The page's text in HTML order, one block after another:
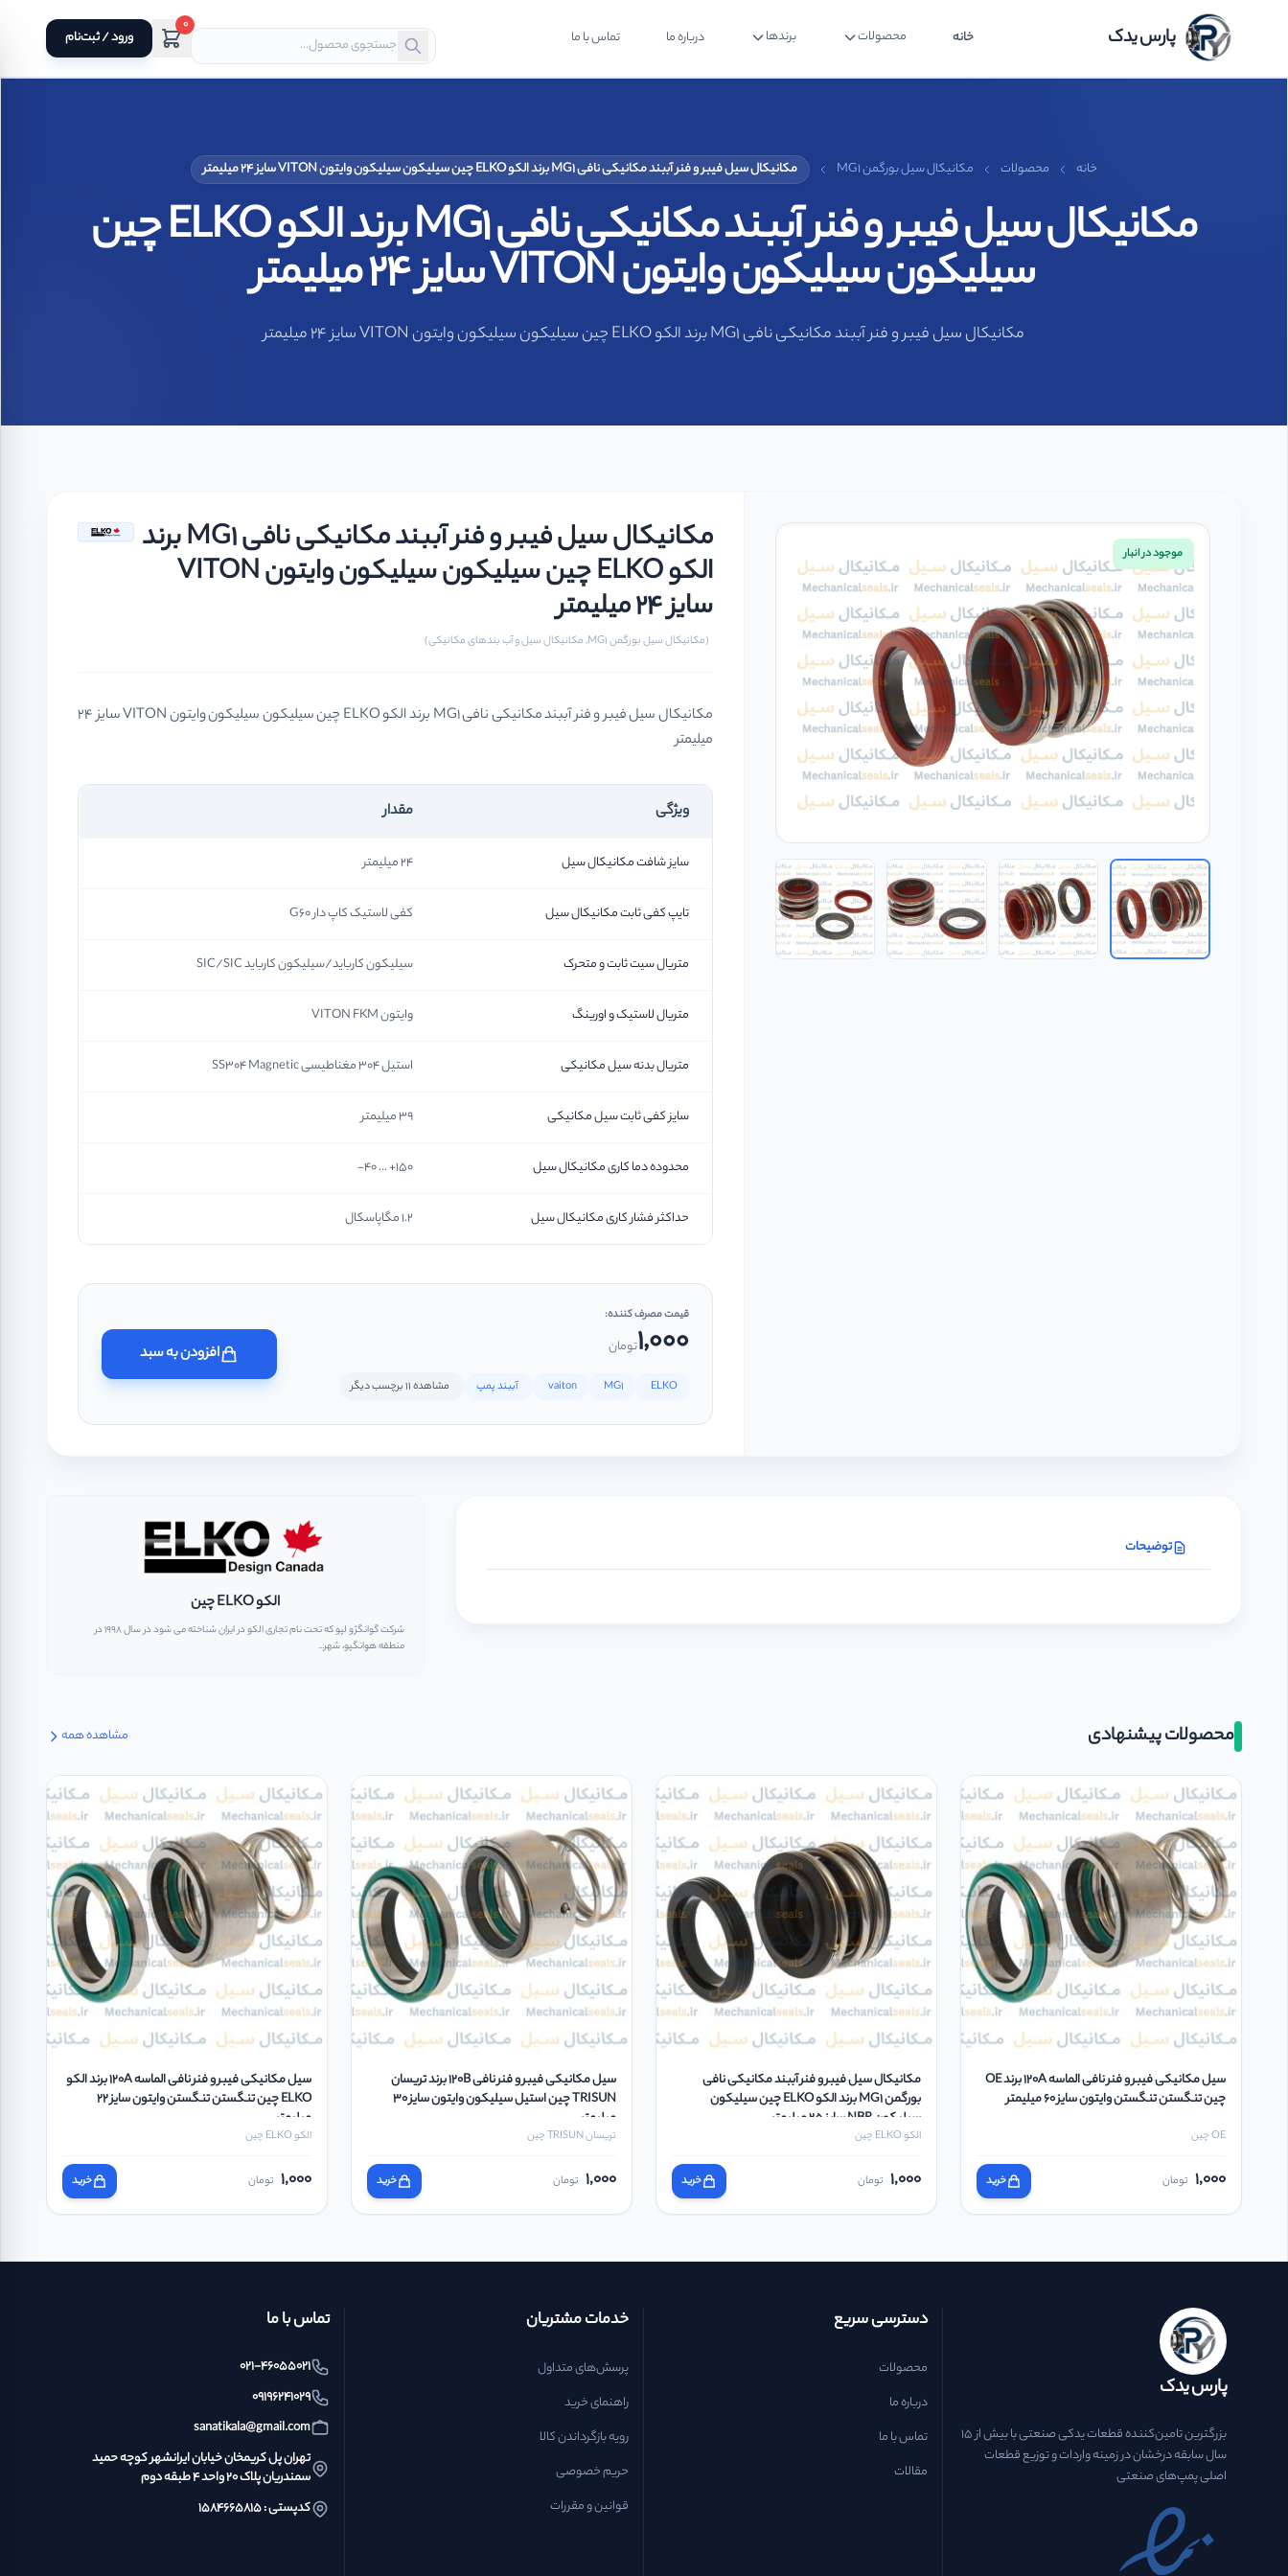
پارس یدک خانه محصولات برندها درباره ما تماس با ما
0
ورود / ثبت‌نام
خانه محصولات مکانیکال سیل بورگمن MG1 مکانیکال سیل فیبر و فنر آببند مکانیکی نافی MG1 برند الکو ELKO چین سیلیکون سیلیکون وایتون VITON سایز 24 میلیمتر
مکانیکال سیل فیبر و فنر آببند مکانیکی نافی MG1 برند الکو ELKO چین
سیلیکون سیلیکون وایتون VITON سایز 24 میلیمتر
مکانیکال سیل فیبر و فنر آببند مکانیکی نافی MG1 برند الکو ELKO چین سیلیکون سیلیکون وایتون VITON سایز 24 میلیمتر
موجود در انبار
مکانیکال سیل فیبر و فنر آببند مکانیکی نافی MG1 برند
الکو ELKO چین سیلیکون سیلیکون وایتون VITON
سایز 24 میلیمتر
(مکانیکال سیل بورگمن MG1, مکانیکال سیل و آب بندهای مکانیکی)
مکانیکال سیل فیبر و فنر آببند مکانیکی نافی MG1 برند الکو ELKO چین سیلیکون سیلیکون وایتون VITON سایز 24
میلیمتر
ویژگی مقدار
سایز شافت مکانیکال سیل 24 میلیمتر
تایپ کفی ثابت مکانیکال سیل کفی لاستیک کاپ دار G60
متریال سیت ثابت و متحرک سیلیکون کارباید/سیلیکون کارباید SIC/SIC
متریال لاستیک و اورینگ وایتون VITON FKM
متریال بدنه سیل مکانیکی استیل 304 مغناطیسی SS304 Magnetic
سایز کفی ثابت سیل مکانیکی 39 میلیمتر
محدوده دما کاری مکانیکال سیل 150+ ... 40-
حداکثر فشار کاری مکانیکال سیل 1.2 مگاپاسکال
قیمت مصرف کننده:
1,000تومان
ELKO
MG1
vaiton آببند پمپ مشاهده 11 برچسب دیگر
افزودن به سبد
توضیحات
الکو ELKO چین
شرکت گوانگژو لپو که تحت نام تجاری الکو در ایران شناخته می شود در سال ۱۹۹۸ در
منطقه هوانگپو، شهر...
محصولات پیشنهادی مشاهده همه
سیل مکانیکی فیبر و فنر نافی الماسه 120A برند OE
چین تنگستن تنگستن وایتون سایز 60 میلیمتر
OE چین
1,000 تومان خرید
مکانیکال سیل فیبر و فنر آببند مکانیکی نافی
بورگمن MG1 برند الکو ELKO چین سیلیکون
سیلیکون NBR سایز 25 میلیمتر
الکو ELKO چین
1,000 تومان خرید
سیل مکانیکی فیبر و فنر نافی 120B برند تریسان
TRISUN چین استیل سیلیکون وایتون سایز 30
میلیمتر
تریسان TRISUN چین
1,000 تومان خرید
سیل مکانیکی فیبر و فنر نافی الماسه 120A برند الکو
ELKO چین تنگستن تنگستن وایتون سایز 22
میلیمتر
الکو ELKO چین
1,000 تومان خرید
پارس یدک
بزرگترین تامین‌کننده قطعات یدکی صنعتی با بیش از ۱۵
سال سابقه درخشان در زمینه واردات و توزیع قطعات
اصلی پمپ‌های صنعتی
دسترسی سریع
محصولات
درباره ما
تماس با ما
مقالات
خدمات مشتریان
پرسش‌های متداول
راهنمای خرید
رویه بازگرداندن کالا
حریم خصوصی
قوانین و مقررات
تماس با ما
021-46055021
09196241029
sanatikala@gmail.com
تهران پل کریمخان خیابان ایرانشهر کوچه حمید
سمندریان پلاک ۲۰ واحد ۴ طبقه دوم
کدپستی : ۱۵۸۴۶۶۵۸۱۵